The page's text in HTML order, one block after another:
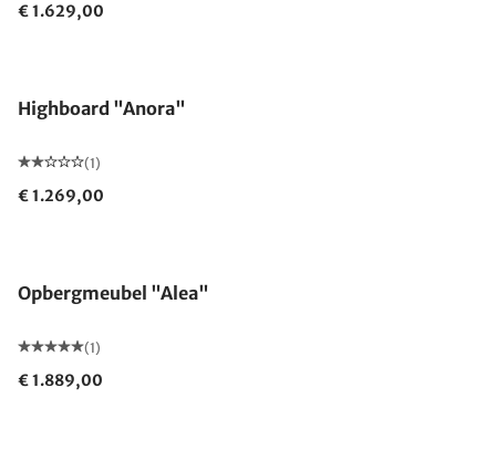
€ 1.629,00
Highboard "Anora"
(1)
€ 1.269,00
Opbergmeubel "Alea"
(1)
€ 1.889,00